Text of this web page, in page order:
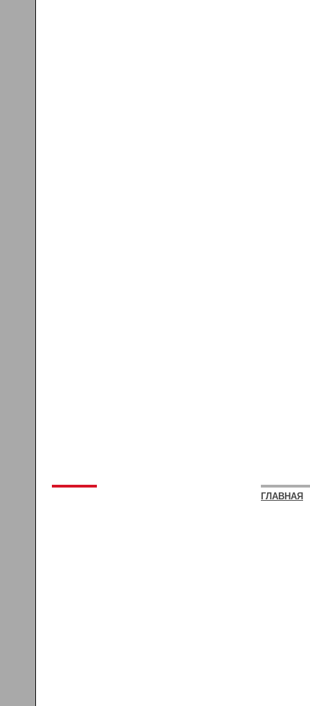
ГЛАВНАЯ